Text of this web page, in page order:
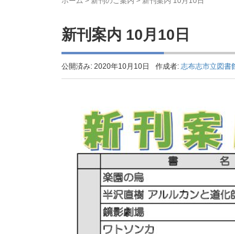
新刊案内 10月10日
公開済み: 2020年10月10日 作成者: 志布志市立図書